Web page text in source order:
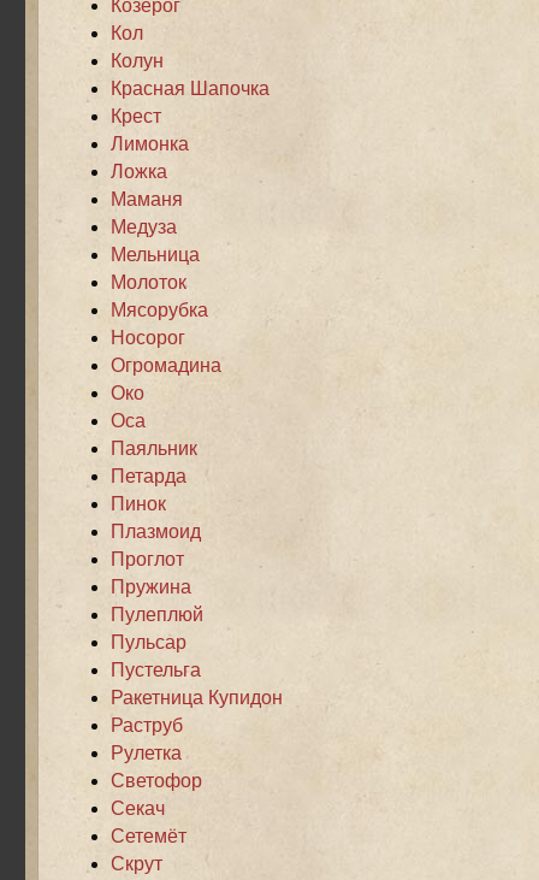
Козерог
Кол
Колун
Красная Шапочка
Крест
Лимонка
Ложка
Маманя
Медуза
Мельница
Молоток
Мясорубка
Носорог
Огромадина
Око
Оса
Паяльник
Петарда
Пинок
Плазмоид
Проглот
Пружина
Пулеплюй
Пульсар
Пустельга
Ракетница Купидон
Раструб
Рулетка
Светофор
Секач
Сетемёт
Скрут